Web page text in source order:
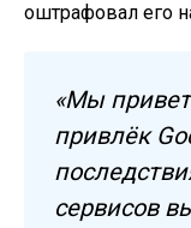
оштрафовал его
«Мы
привлёк
сервисов